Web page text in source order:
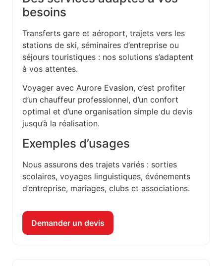
besoins
Transferts gare et aéroport, trajets vers les
stations de ski, séminaires d’entreprise ou
séjours touristiques : nos solutions s’adaptent
à vos attentes.
Voyager avec Aurore Evasion, c’est profiter
d’un chauffeur professionnel, d’un confort
optimal et d’une organisation simple du devis
jusqu’à la réalisation.
Exemples d’usages
Nous assurons des trajets variés : sorties
scolaires, voyages linguistiques, événements
d’entreprise, mariages, clubs et associations.
Demander un devis